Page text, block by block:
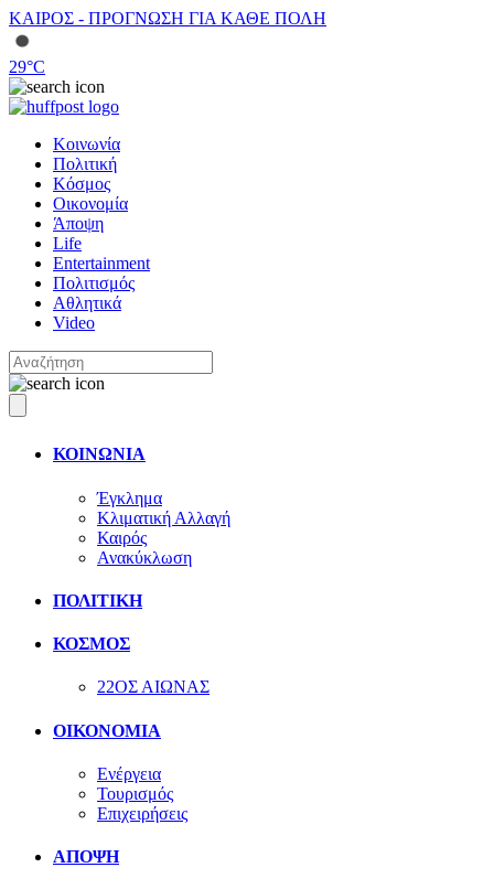
ΚΑΙΡΟΣ - ΠΡΟΓΝΩΣΗ ΓΙΑ ΚΑΘΕ ΠΟΛΗ
29°C
Κοινωνία
Πολιτική
Κόσμος
Οικονομία
Άποψη
Life
Entertainment
Πολιτισμός
Αθλητικά
Video
ΚΟΙΝΩΝΙΑ
Έγκλημα
Κλιματική Αλλαγή
Καιρός
Ανακύκλωση
ΠΟΛΙΤΙΚΗ
ΚΟΣΜΟΣ
22ΟΣ ΑΙΩΝΑΣ
ΟΙΚΟΝΟΜΙΑ
Ενέργεια
Τουρισμός
Επιχειρήσεις
ΑΠΟΨΗ